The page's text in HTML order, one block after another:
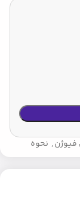
فیوژن, نحوه